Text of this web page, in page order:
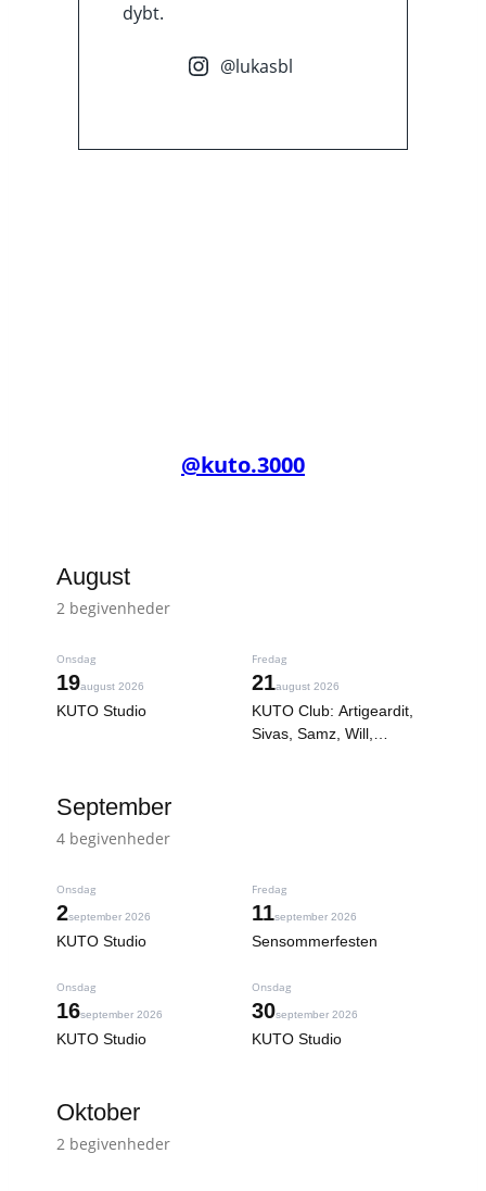
dybt.
@lukasbl
@kuto.3000